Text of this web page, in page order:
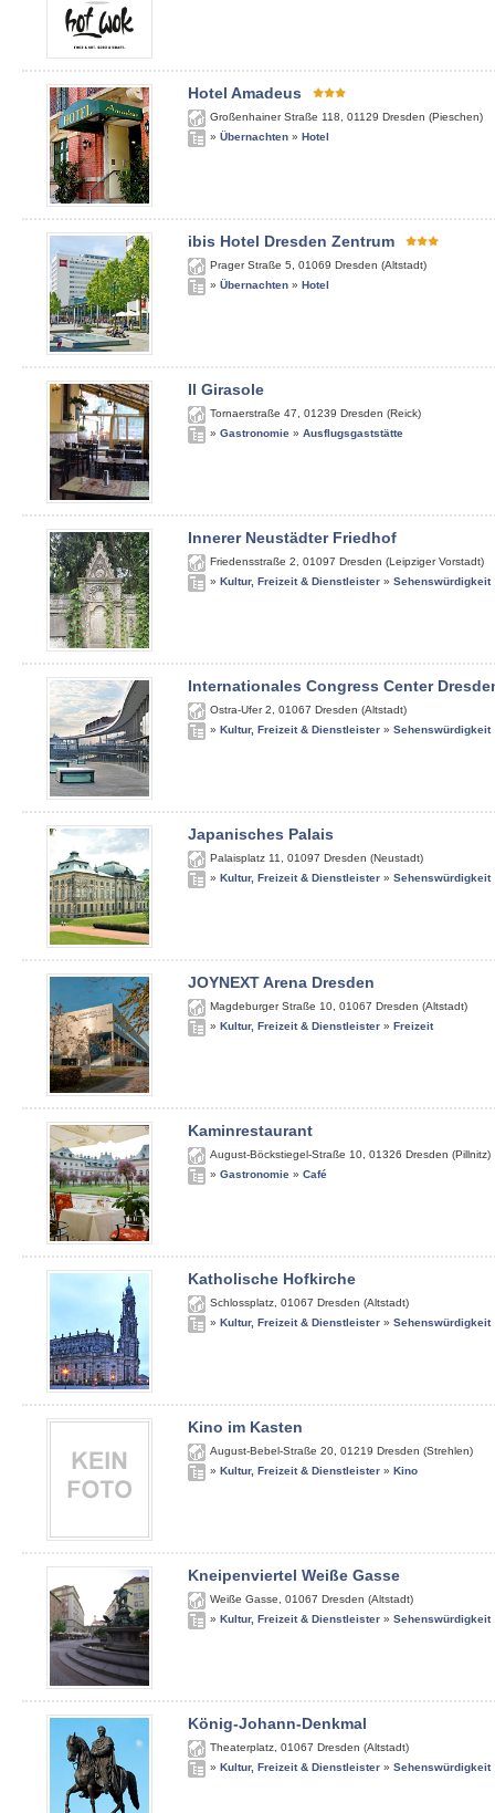
Hotel Amadeus
Großenhainer Straße 118 01129 Dresden (Pieschen)
» Übernachten » Hotel
ibis Hotel Dresden Zentrum
Prager Straße 5 01069 Dresden (Altstadt)
» Übernachten » Hotel
Il Girasole
Tornaerstraße 47 01239 Dresden (Reick)
» Gastronomie » Ausflugsgaststätte
Innerer Neustädter Friedhof
Friedensstraße 2 01097 Dresden (Leipziger Vorstadt)
» Kultur, Freizeit & Dienstleister » Sehenswürdigkeit
Internationales Congress Center
Ostra-Ufer 2 01067 Dresden (Altstadt)
» Kultur, Freizeit & Dienstleister » Sehenswürdigkeit
Japanisches Palais
Palaisplatz 11 01097 Dresden (Neustadt)
» Kultur, Freizeit & Dienstleister » Sehenswürdigkeit
JOYNEXT Arena Dresden
Magdeburger Straße 10 01067 Dresden (Altstadt)
» Kultur, Freizeit & Dienstleister » Freizeit
Kaminrestaurant
August-Böckstiegel-Straße 10 01326 Dresden (Pillnitz)
» Gastronomie » Café
Katholische Hofkirche
Schlossplatz 01067 Dresden (Altstadt)
» Kultur, Freizeit & Dienstleister » Sehenswürdigkeit
Kino im Kasten
August-Bebel-Straße 20 01219 Dresden (Strehlen)
» Kultur, Freizeit & Dienstleister » Kino
Kneipenviertel Weiße Gasse
Weiße Gasse 01067 Dresden (Altstadt)
» Kultur, Freizeit & Dienstleister » Sehenswürdigkeit
König-Johann-Denkmal
Theaterplatz 01067 Dresden (Altstadt)
» Kultur, Freizeit & Dienstleister » Sehenswürdigkeit